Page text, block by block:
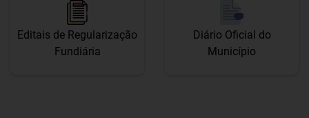
Editais de Regularização
Fundiária
Diário Oficial do
Município